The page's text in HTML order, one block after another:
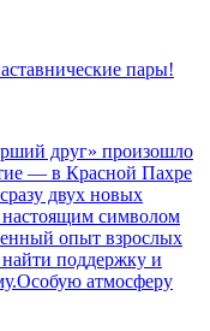
пары!
друг» произошло
— в Красной Пахре
двух новых
настоящим символом
опыт взрослых
найти поддержку и
атмосферу